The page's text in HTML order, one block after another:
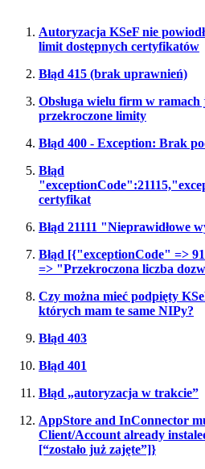
Autoryzacja KSeF nie
limit dostępnych certyfikatów
Błąd 415 (brak uprawnień)
Obsługa wielu firm w ramach
przekroczone limity
Błąd 400 - Exception: Brak
Błąd
certyfikat
Błąd 21111 "Nieprawidłowe
Błąd [{"exceptionCode" =>
=> "Przekroczona liczba
Czy można mieć podpięty
których mam te same NIPy?
Błąd 403
Błąd 401
Błąd „autoryzacja w trakcie”
AppStore and InConnector
Client/Account already
[“zostało już zajęte”]}